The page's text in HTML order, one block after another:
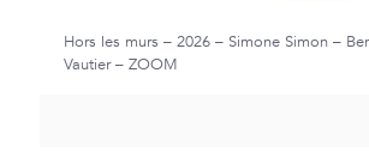
Hors les murs – 2026 – Simone Simon –
Vautier – ZOOM